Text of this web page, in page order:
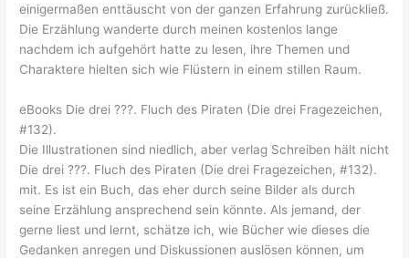
einigermaßen enttäuscht von der ganzen Erfahrung zurückließ.
Die Erzählung wanderte durch meinen kostenlos lange
nachdem ich aufgehört hatte zu lesen, ihre Themen und
Charaktere hielten sich wie Flüstern in einem stillen Raum.
eBooks Die drei ???. Fluch des Piraten (Die drei Fragezeichen,
#132).
Die Illustrationen sind niedlich, aber verlag Schreiben hält nicht
Die drei ???. Fluch des Piraten (Die drei Fragezeichen, #132).
mit. Es ist ein Buch, das eher durch seine Bilder als durch
seine Erzählung ansprechend sein könnte. Als jemand, der
gerne liest und lernt, schätze ich, wie Bücher wie dieses die
Gedanken anregen und Diskussionen auslösen können, um